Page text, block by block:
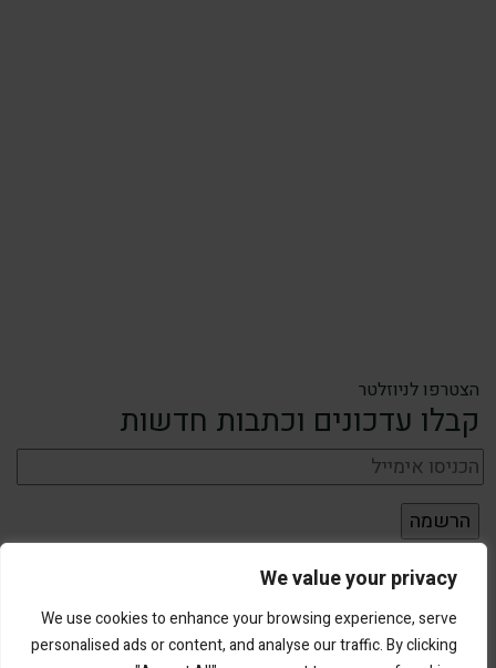
We value your privacy
We use cookies to enhance your browsing experience, serve
personalised ads or content, and analyse our traffic. By clicking
הצטרפו לניוזלטר
קבלו עדכונים וכתבות חדשות